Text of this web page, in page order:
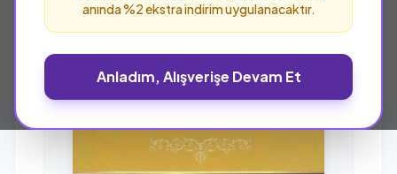
anında %2 ekstra indirim uygulanacaktır.
Anladım, Alışverişe Devam Et